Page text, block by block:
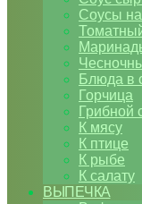
Соусы
Блюда в
Горчица
Грибной
К мясу
К птице
К рыбе
К салату
ВЫПЕЧКА